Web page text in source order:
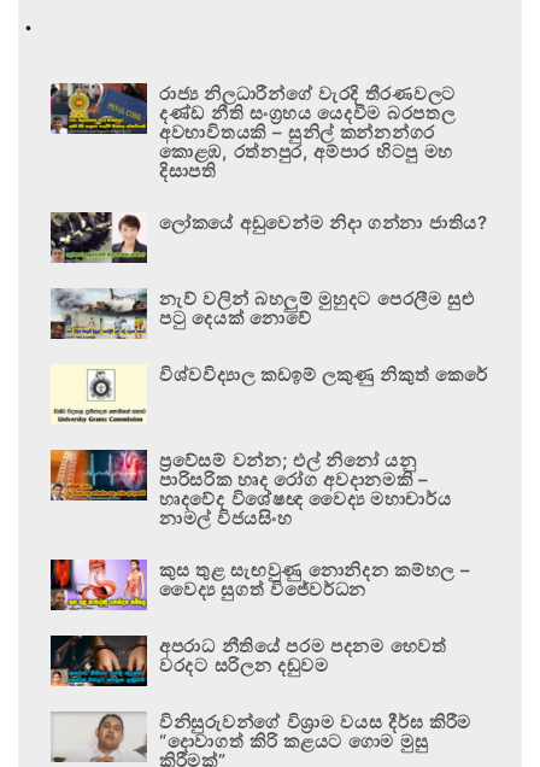
.
රාජ්‍ය නිලධාරීන්ගේ වැරදි තීරණවලට
දණ්ඩ නීති සංග්‍රහය යෙදවීම බරපතල
අවභාවිතයකි – සුනිල් කන්නන්ගර
කොළඹ, රත්නපුර, අම්පාර හිටපු මහ
දිසාපති
ලෝකයේ අඩුවෙන්ම නිදා ගන්නා ජාතිය?
නැව් වලින් බහලුම් මුහුදට පෙරලීම සුළු
පටු දෙයක් නොවේ
විශ්වවිද්‍යාල කඩඉම් ලකුණු නිකුත් කෙරේ
ප්‍රවේසම් වන්න; එල් නිනෝ යනු
පාරිසරික හෘද රෝග අවදානමකි –
හෘදවේද විශේෂඥ වෛද්‍ය මහාචාර්ය
නාමල් විජයසිංහ
කුස තුළ සැඟවුණු නොනිදන කම්හල –
වෛද්‍ය සුගත් විජේවර්ධන
අපරාධ නීතියේ පරම පදනම හෙවත්
වරදට සරිලන දඬුවම
විනිසුරුවන්ගේ විශ්‍රාම වයස දීර්ඝ කිරීම
“දොවාගත් කිරි කළයට ගොම මුසු
කිරීමක්”